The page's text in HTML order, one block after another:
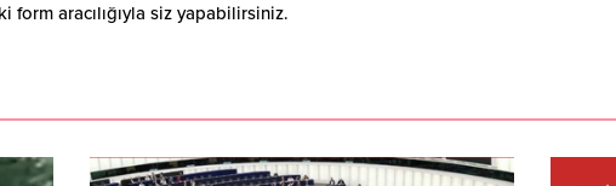
form aracılığıyla siz yapabilirsiniz.